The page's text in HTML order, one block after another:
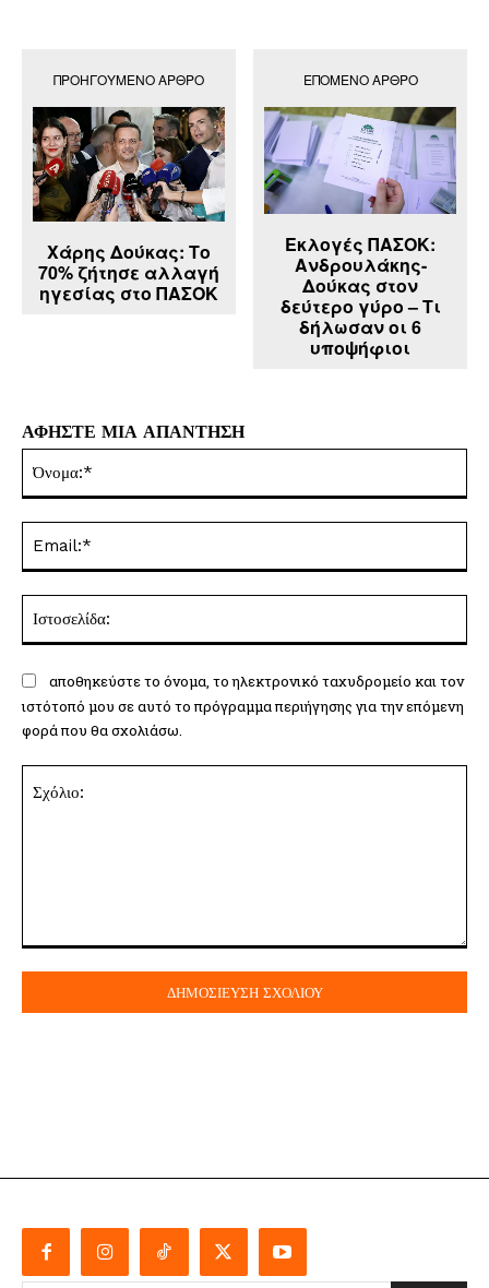
ΠΡΟΗΓΟΎΜΕΝΟ ΆΡΘΡΟ
Χάρης Δούκας: Το
70% ζήτησε αλλαγή
ηγεσίας στο ΠΑΣΟΚ
ΕΠΌΜΕΝΟ ΆΡΘΡΟ
Εκλογές ΠΑΣΟΚ:
Ανδρουλάκης-
Δούκας στον
δεύτερο γύρο – Τι
δήλωσαν οι 6
υποψήφιοι
ΑΦΗΣΤΕ ΜΙΑ ΑΠΑΝΤΗΣΗ
αποθηκεύστε το όνομα, το ηλεκτρονικό ταχυδρομείο και τον
ιστότοπό μου σε αυτό το πρόγραμμα περιήγησης για την επόμενη
φορά που θα σχολιάσω.